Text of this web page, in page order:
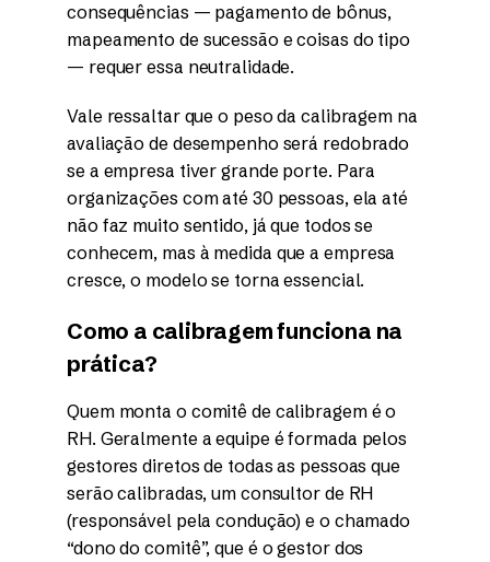
consequências — pagamento de bônus,
mapeamento de sucessão e coisas do tipo
— requer essa neutralidade.
Vale ressaltar que o peso da calibragem na
avaliação de desempenho será redobrado
se a empresa tiver grande porte. Para
organizações com até 30 pessoas, ela até
não faz muito sentido, já que todos se
conhecem, mas à medida que a empresa
cresce, o modelo se torna essencial.
Como a calibragem funciona na
prática?
Quem monta o comitê de calibragem é o
RH. Geralmente a equipe é formada pelos
gestores diretos de todas as pessoas que
serão calibradas, um consultor de RH
(responsável pela condução) e o chamado
“dono do comitê”, que é o gestor dos